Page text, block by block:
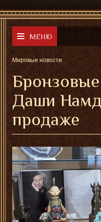
МЕНЮ
Мировые новости
Даши
продаже